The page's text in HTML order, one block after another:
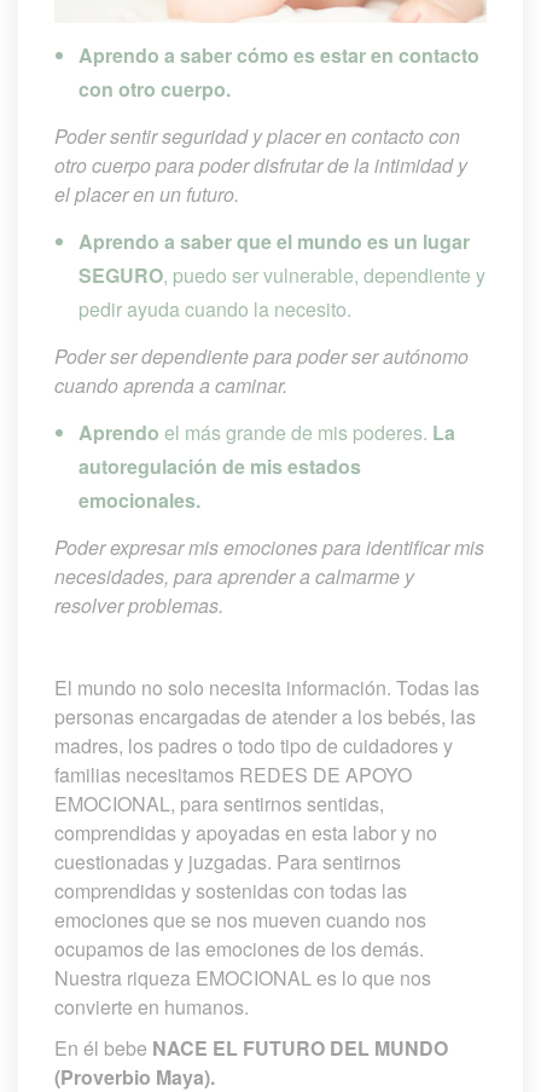
Aprendo a saber cómo es estar en contacto
con otro cuerpo.
Poder sentir seguridad y placer en contacto con
otro cuerpo para poder disfrutar de la intimidad y
el placer en un futuro.
Aprendo a saber que el mundo es un lugar
SEGURO, puedo ser vulnerable, dependiente y
pedir ayuda cuando la necesito.
Poder ser dependiente para poder ser autónomo
cuando aprenda a caminar.
Aprendo el más grande de mis poderes. La
autoregulación de mis estados
emocionales.
Poder expresar mis emociones para identificar mis
necesidades, para aprender a calmarme y
resolver problemas.
El mundo no solo necesita información. Todas las
personas encargadas de atender a los bebés, las
madres, los padres o todo tipo de cuidadores y
familias necesitamos REDES DE APOYO
EMOCIONAL, para sentirnos sentidas,
comprendidas y apoyadas en esta labor y no
cuestionadas y juzgadas. Para sentirnos
comprendidas y sostenidas con todas las
emociones que se nos mueven cuando nos
ocupamos de las emociones de los demás.
Nuestra riqueza EMOCIONAL es lo que nos
convierte en humanos.
En él bebe NACE EL FUTURO DEL MUNDO
(Proverbio Maya).